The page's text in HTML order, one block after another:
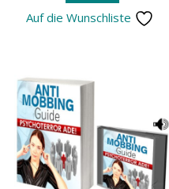
Auf die Wunschliste